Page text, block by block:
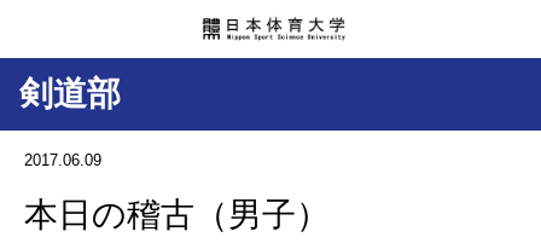
剣道部
2017.06.09
本日の稽古（男子）